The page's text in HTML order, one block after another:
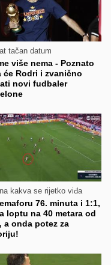
tačan datum
više nema - Poznato
će Rodri i zvanično
novi fudbaler
kakva se rijetko viđa
76. minuta i 1:1,
loptu na 40 metara od
a onda potez za